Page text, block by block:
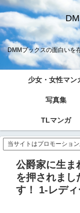
DMMブックスの面白いを
少女・女性マン
写真集
TLマンガ
当サイトはプロモーショ
公爵家に生ま
を押されまし
す！ 1-レデ